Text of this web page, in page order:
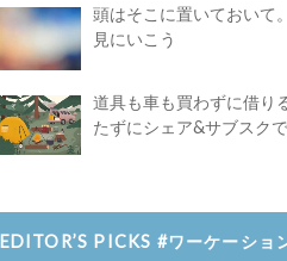
頭はそこに置いておいて
見にいこう
道具も車も買わずに借り
たずにシェア&サブスク
EDITOR’S PICKS #ワーケーショ